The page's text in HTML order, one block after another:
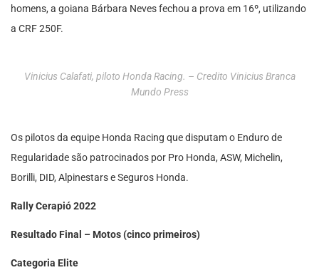
homens, a goiana Bárbara Neves fechou a prova em 16º, utilizando
a CRF 250F.
Vinicius Calafati, piloto Honda Racing. – Credito Vinicius Branca
Mundo Press
Os pilotos da equipe Honda Racing que disputam o Enduro de
Regularidade são patrocinados por Pro Honda, ASW, Michelin,
Borilli, DID, Alpinestars e Seguros Honda.
Rally Cerapió 2022
Resultado Final – Motos (cinco primeiros)
Categoria Elite